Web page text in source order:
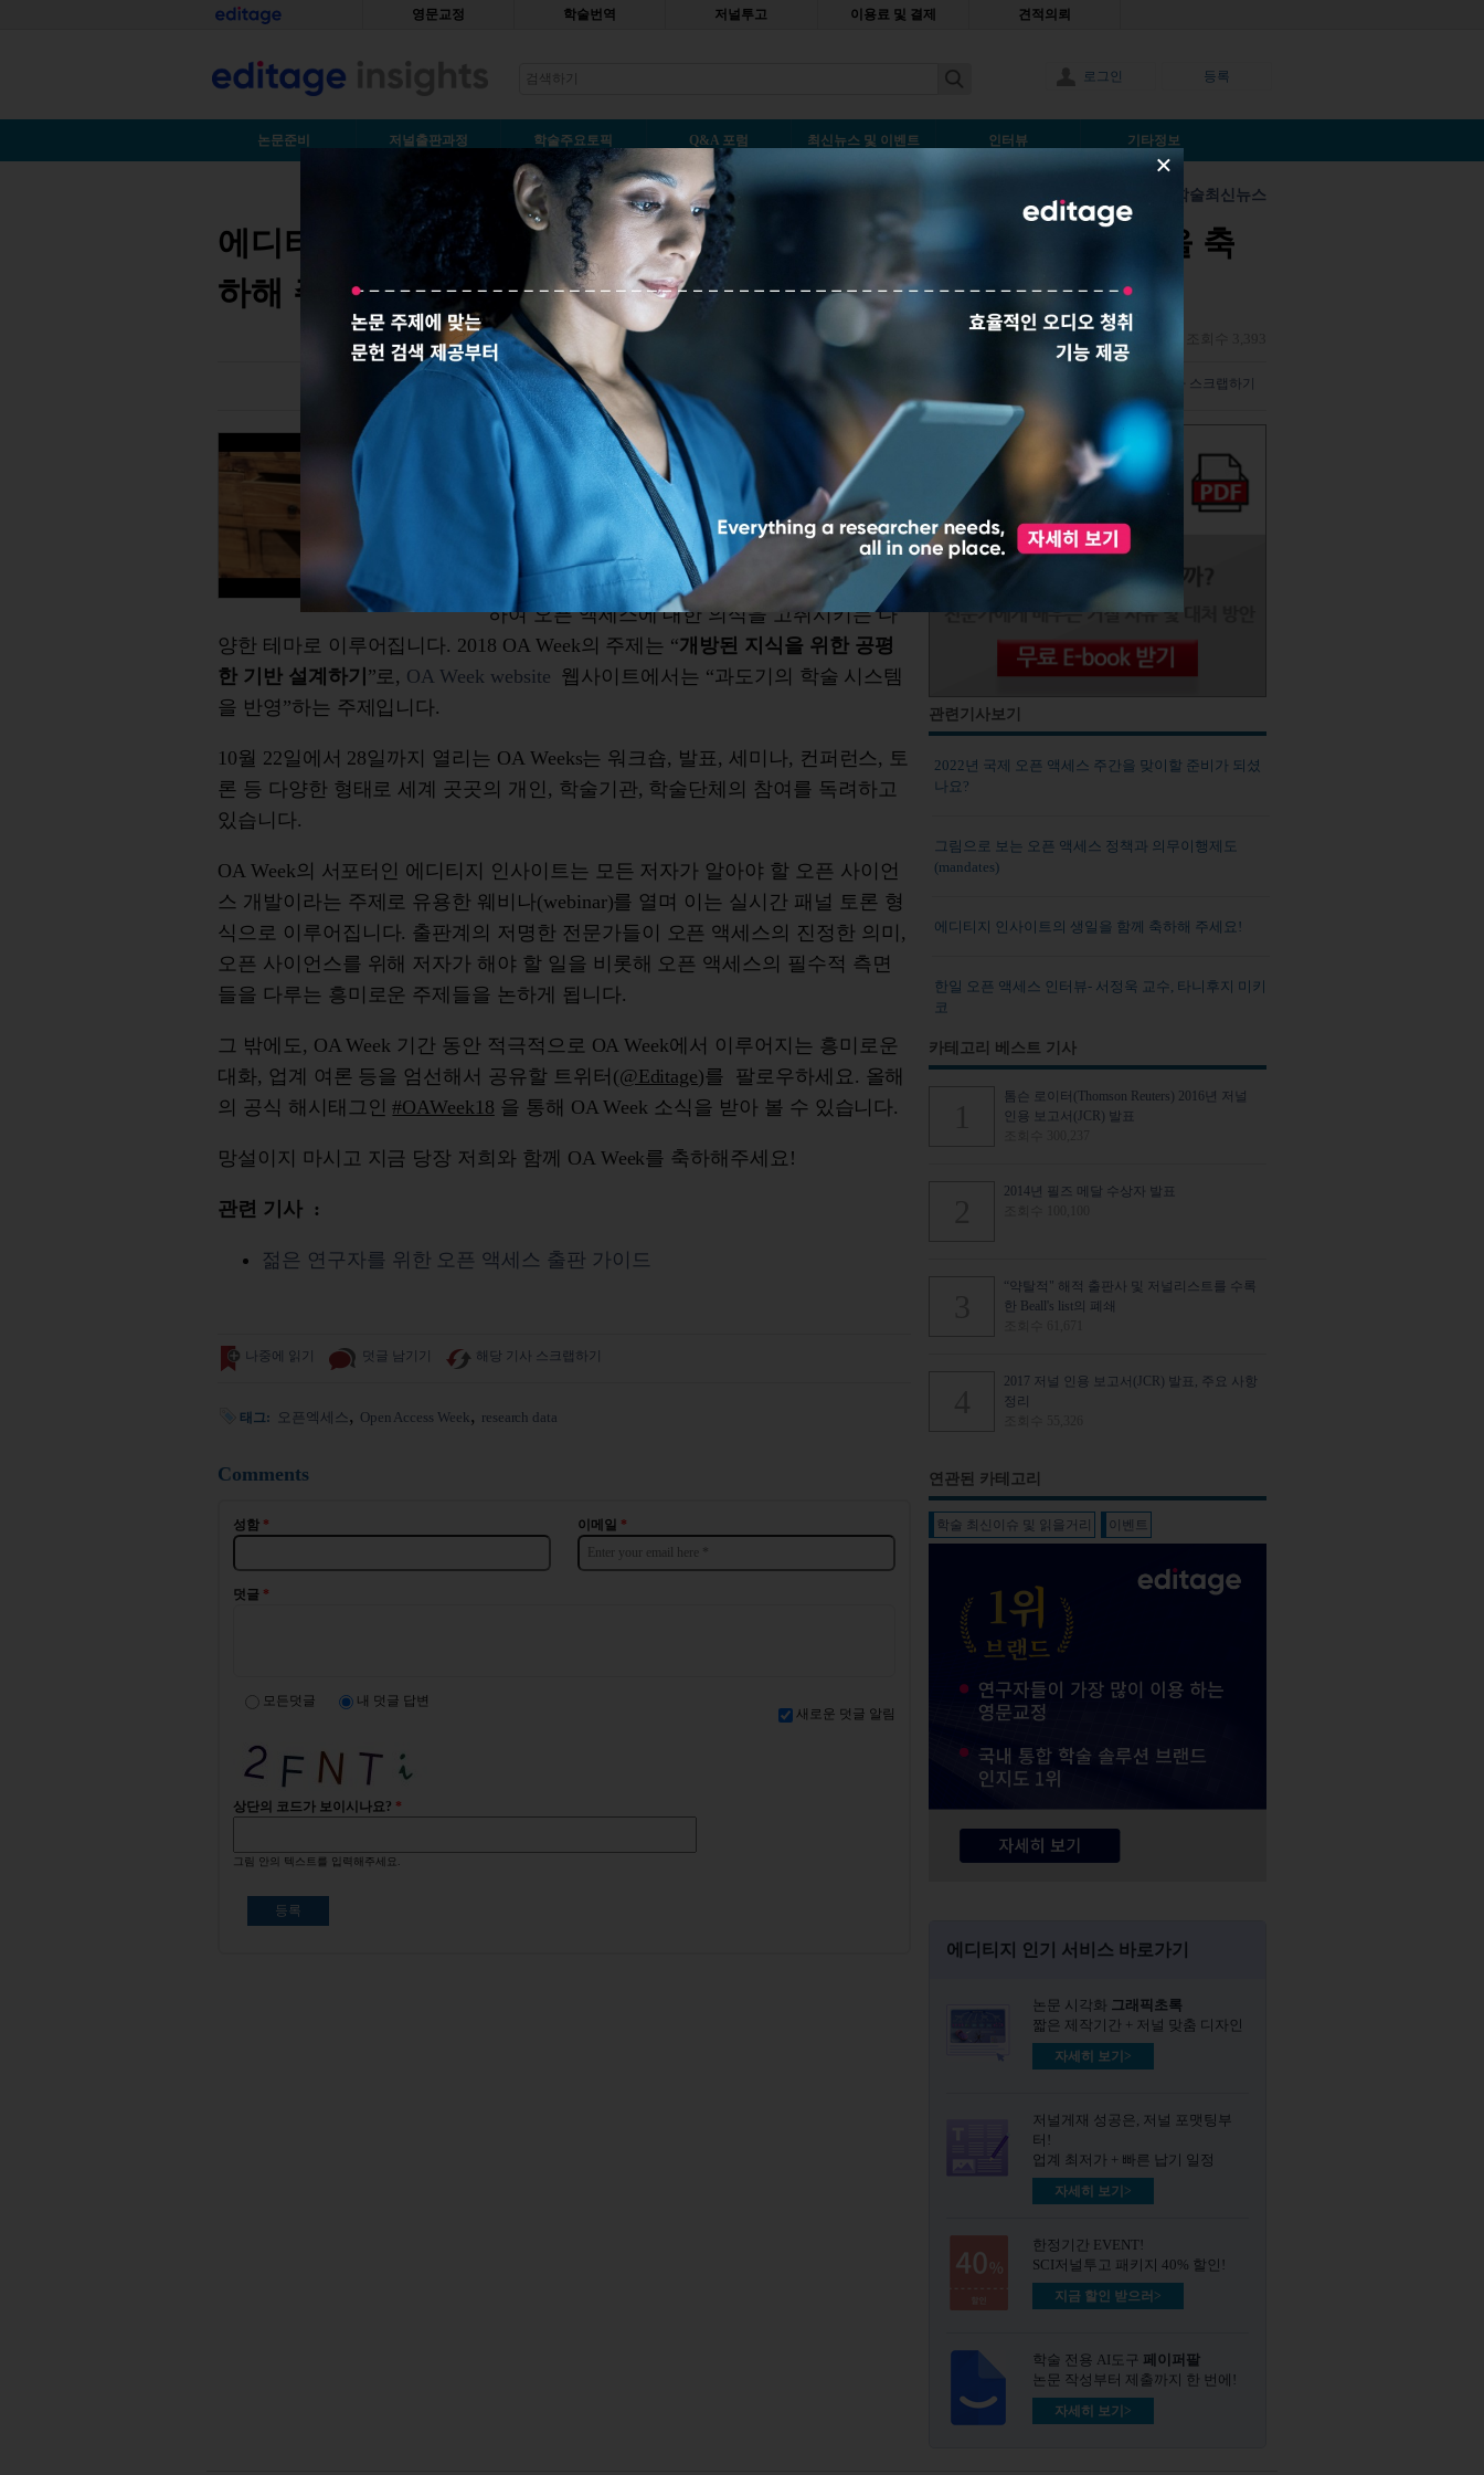
홈 영문교정 학술번역 저널투고 이용료 및 결제 견적의뢰
로그인 등록
논문준비 저널출판과정 학술주요토픽 Q&A 포럼 최신뉴스 및 이벤트 인터뷰 기타정보
학술최신뉴스
에디티지 인사이트와 함께 10월 22-28일 열리는 오픈 액세스 주간을 축
하해 주세요.
| 2018년11월2일
해당 기사 스크랩하기
매년 학계는 학술 출판 및 학술 리소스 협회
(SPARC)가 주최하는 '보다 개방된 연구와 학문의
가시성을 높이고, 연구를 촉진'하는 오픈 액세스
주간(OA Week)을 기념하고 있습니다.
이 행사는 매년 오픈 액세스의 특정 이슈를 선정
하여 오픈 액세스에 대한 의식을 고취시키는 다
양한 테마로 이루어집니다. 2018 OA Week의 주제는 “개방된 지식을 위한 공평
한 기반 설계하기 ”로, OA Week website 웹사이트에서는 “과도기의 학술 시스템
을 반영”하는 주제입니다.
10월 22일에서 28일까지 열리는 OA Weeks는 워크숍, 발표, 세미나, 컨퍼런스, 토
론 등 다양한 형태로 세계 곳곳의 개인, 학술기관, 학술단체의 참여를 독려하고
있습니다.
OA Week의 서포터인 에디티지 인사이트는 모든 저자가 알아야 할 오픈 사이언
스 개발이라는 주제로 유용한 웨비나(webinar)를 열며 이는 실시간 패널 토론 형
식으로 이루어집니다. 출판계의 저명한 전문가들이 오픈 액세스의 진정한 의미,
오픈 사이언스를 위해 저자가 해야 할 일을 비롯해 오픈 액세스의 필수적 측면
들을 다루는 흥미로운 주제들을 논하게 됩니다.
그 밖에도, OA Week 기간 동안 적극적으로 OA Week에서 이루어지는 흥미로운
대화, 업계 여론 등을 엄선해서 공유할 트위터(@Editage)를 팔로우하세요. 올해
의 공식 해시태그인#OAWeek18 을 통해 OA Week 소식을 받아 볼 수 있습니다.
망설이지 마시고 지금 당장 저희와 함께 OA Week를 축하해주세요!
관련 기사 :
젊은 연구자를 위한 오픈 액세스 출판 가이드
나중에 읽기 덧글 남기기 해당 기사 스크랩하기
태그: 오픈엑세스 Open Access Week research data
Comments
성함 * 이메일 *
덧글 *
새로운 덧글 알림
모든덧글 내 덧글 답변
상단의 코드가 보이시나요? *
그림 안의 텍스트를 입력해주세요.
관련기사보기
2022년 국제 오픈 액세스 주간을 맞이할 준비가 되셨
나요?
그림으로 보는 오픈 액세스 정책과 의무이행제도
(mandates)
에디티지 인사이트의 생일을 함께 축하해 주세요!
한일 오픈 액세스 인터뷰- 서정욱 교수, 타니후지 미키
코
카테고리 베스트 기사
톰슨 로이터(Thomson Reuters) 2016년 저널
인용 보고서(JCR) 발표
2014년 필즈 메달 수상자 발표
“약탈적" 해적 출판사 및 저널리스트를 수록
한 Beall's list의 폐쇄
2017 저널 인용 보고서(JCR) 발표, 주요 사항
정리
연관된 카테고리
학술 최신이슈 및 읽을거리 이벤트
에디티지 인기 서비스 바로가기
논문 시각화 그래픽초록​
짧은 제작기간 + 저널 맞춤 디자인
자세히 보기>
저널게재 성공은, 저널 포맷팅부
터!
업계 최저가 + 빠른 납기 일정
자세히 보기>
한정기간 EVENT!
SCI저널투고 패키지 40% 할인!
지금 할인 받으러>
학술 전용 AI도구 페이퍼팔
논문 작성부터 제출까지 한 번에!
자세히 보기>
×